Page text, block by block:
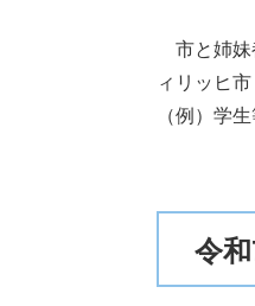
市と姉妹
ィリッヒ
（例）学
令